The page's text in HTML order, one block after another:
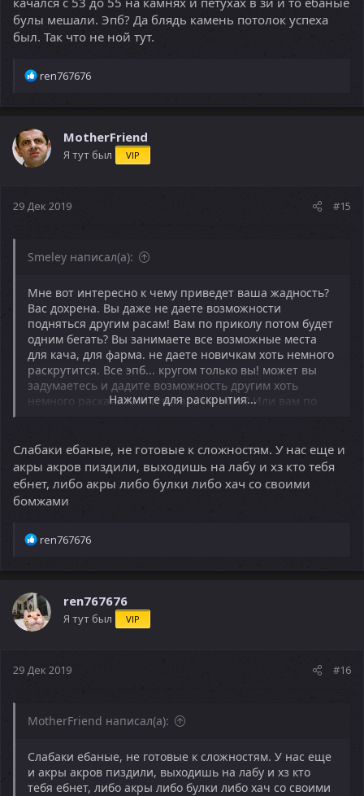
расы просто исчезнут
булы мешали. Эпб? Да блядь камень потолок успеха
был. Так что не ной тут.
Р
а
ц
и
и
ren767676
MotherFriend
Я тут был VIP
29 Дек 2019 #15
Smeley написал(а):
Мне вот интересно к чему приведет ваша жадность?
Вас дохрена. Вы даже не даете возможности
подняться другим расам! Вам по приколу потом будет
одним бегать? Вы занимаете все возможные места
для кача, для фарма. не даете новичкам хоть немного
раскрутится. Все эпб... кругом только вы! может вы
задумаетесь и дадите возможность другим хоть
немного раскачаться и встать на ноги? Или вам по
онлайн упал и жестоко. В субботу вечером 100
человек онлайна! Их них акров человек 80-90.
Тормозите. Иначе вас будет еще больше, а другие
расы просто исчезнут
Нажмите для раскрытия...
Слабаки ебаные, не готовые к сложностям. У нас еще и
акры акров пиздили, выходишь на лабу и хз кто тебя
ебнет, либо акры либо булки либо хач со своими
бомжами
Р
а
ц
и
и
ren767676
ren767676
Я тут был VIP
29 Дек 2019 #16
MotherFriend написал(а):
Слабаки ебаные, не готовые к сложностям. У нас еще
и акры акров пиздили, выходишь на лабу и хз кто
тебя ебнет, либо акры либо булки либо хач со своими